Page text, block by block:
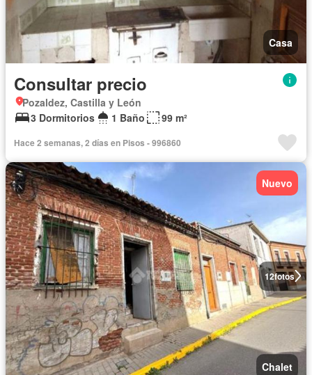
Casa
Consultar precio
Pozaldez, Castilla y León
3 Dormitorios
1 Baño 99 m²
Hace 2 semanas, 2 días en Pisos - 996860
12fotos
Nuevo
Chalet